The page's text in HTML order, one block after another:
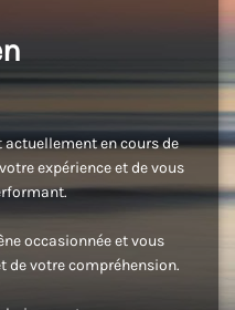
en cours de
expérience et de vous
occasionnée et vous
de votre compréhension.